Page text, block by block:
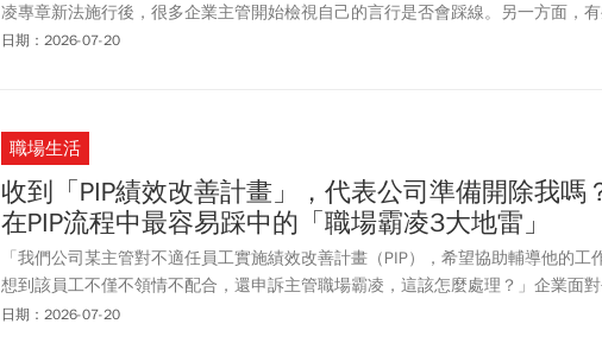
凌專章新法施行後，很多企業主管開始檢視自己的言行是否會踩線。另一方面，
管理同仁變成一個高風險行為，乾脆不要管同仁以求自保。其實過與不及都不是好
日期：2026-07-20
職場生活
收到「PIP績效改善計畫」，代表公司準備開除我嗎
在PIP流程中最容易踩中的「職場霸凌3大地雷」
「我們公司某主管對不適任員工實施績效改善計畫（PIP），希望協助輔導他的工
想到該員工不僅不領情不配合，還申訴主管職場霸凌，這該怎麼處理？」企業面
佳的員工，啟動「PIP」本來是正常且必要的管理手段。但我要提醒各位人資同仁
日期：2026-07-20